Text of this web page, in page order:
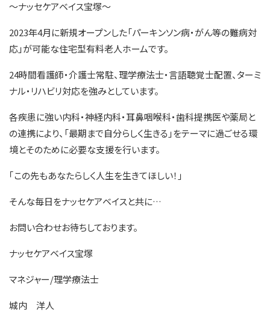
～ナッセケアベイス宝塚～
2023年4月に新規オープンした「パーキンソン病・がん等の難病対
応」が可能な住宅型有料老人ホームです。
24時間看護師・介護士常駐、理学療法士・言語聴覚士配置、ターミ
ナル・リハビリ対応を強みとしています。
各疾患に強い内科・神経内科・耳鼻咽喉科・歯科提携医や薬局と
の連携により、「最期まで自分らしく生きる」をテーマに過ごせる環
境とそのために必要な支援を行います。
｢この先もあなたらしく人生を生きてほしい！｣
そんな毎日をナッセケアベイスと共に…
お問い合わせお待ちしております。
ナッセケアベイス宝塚
マネジャー/理学療法士
城内 洋人